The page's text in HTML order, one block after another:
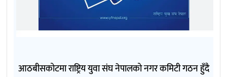
आठबीसकोटमा राष्ट्रिय युवा संघ नेपालको नगर कमिटी गठन हुँदै